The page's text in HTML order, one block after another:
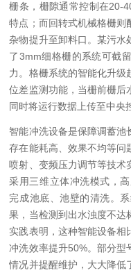
栅条，栅隙通常控制在20-
特点；而回转式机械格栅则
杂物提升至卸料口。某污水
了3mm细格栅的系统可截
力。格栅系统的智能化升级
位差监测功能，当栅前栅后
同时将运行数据上传至中央
智能冲洗设备是保障调蓄池
存在能耗高、效果不均等问
喷射、变频压力调节等技术
采用三维立体冲洗模式，
完成池底、池壁的清洗。
果，当检测到出水浊度不达
实践表明，这种智能设备相
冲洗效率提升50%。部分型
情况并提醒维护，大大降低